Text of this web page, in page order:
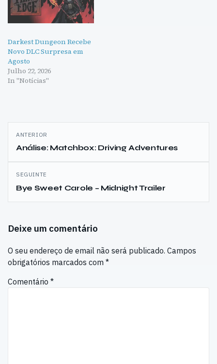
Darkest Dungeon Recebe
Novo DLC Surpresa em
Agosto
Julho 22, 2026
In "Notícias"
Navegação
de
artigos
ANTERIOR
Análise: Matchbox: Driving Adventures
SEGUINTE
Bye Sweet Carole – Midnight Trailer
Deixe um comentário
O seu endereço de email não será publicado. Campos
obrigatórios marcados com *
Comentário *